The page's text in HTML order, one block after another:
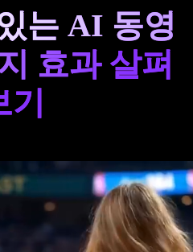
는 AI 동영
효과 살펴
기